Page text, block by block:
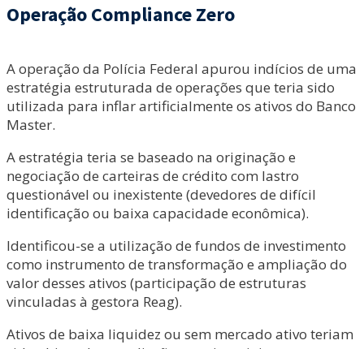
Operação Compliance Zero
A operação da Polícia Federal apurou indícios de uma
estratégia estruturada de operações que teria sido
utilizada para inflar artificialmente os ativos do Banco
Master.
A estratégia teria se baseado na originação e
negociação de carteiras de crédito com lastro
questionável ou inexistente (devedores de difícil
identificação ou baixa capacidade econômica).
Identificou-se a utilização de fundos de investimento
como instrumento de transformação e ampliação do
valor desses ativos (participação de estruturas
vinculadas à gestora Reag).
Ativos de baixa liquidez ou sem mercado ativo teriam